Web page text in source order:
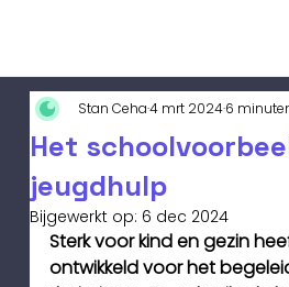
Het
jeugdhulp
Stan Ceha4 mrt 20246
Bijgewerkt op: 6 dec 2024
Sterk voor kind en gezin
ontwikkeld voor het